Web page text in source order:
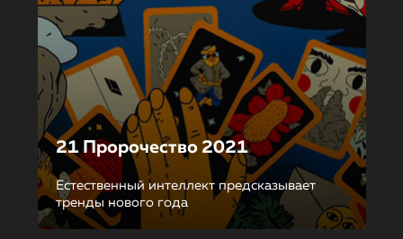
21 Пророчество 2021
Естественный интеллект предсказывает
тренды нового года